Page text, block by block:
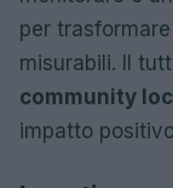
per
misurabili. Il
community
impatto